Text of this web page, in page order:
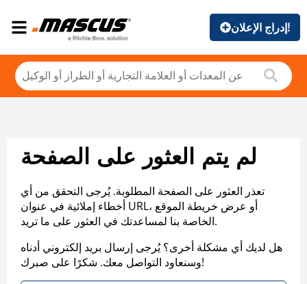
إدراج الإعلان!
لم يتم العثور على الصفحة
تعذر العثور على الصفحة المطلوبة. يُرجى التحقق من أي
أخطاء إملائية في عنوان URL، أو عرض خريطة الموقع
الخاصة بنا لمساعدتك في العثور على ما تريد.
هل لديك أي مشكلة أخرى؟ يُرجى إرسال بريد إلكتروني أدناه
وسنعاود التواصل معك. شكرًا على صبرك!